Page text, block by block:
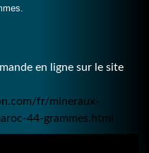
en ligne sur le site
fr/mineraux-
44-grammes.html